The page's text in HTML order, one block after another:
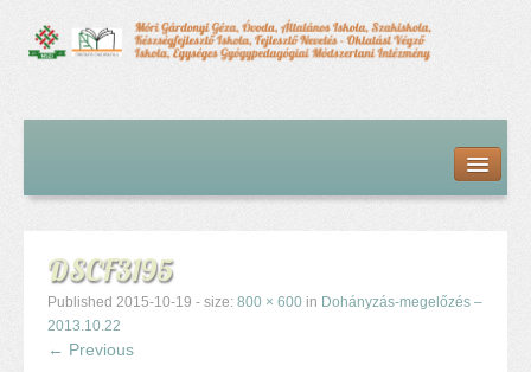
Hírfolyam
Alapdokumentumok
Intézményvezetői megbízás dokumentumai
Órarendek (2025/26. tanév)
Szakképzés
DSCF3195
Published 2015-10-19 - size: 800 × 600 in Dohányzás-megelőzés –
2013.10.22
← Previous